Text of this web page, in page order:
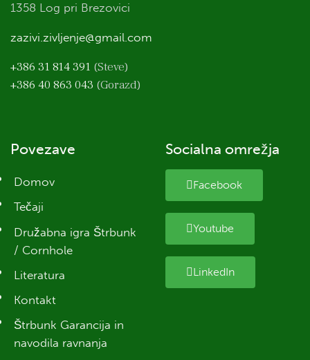
1358 Log pri Brezovici
zazivi.zivljenje@gmail.com
+386 31 814 391 (Steve)
+386 40 863 043 (Gorazd)
Povezave
Domov
Tečaji
Družabna igra Štrbunk
/ Cornhole
Literatura
Kontakt
Štrbunk Garancija in
navodila ravnanja
Socialna omrežja
Facebook
Youtube
LinkedIn